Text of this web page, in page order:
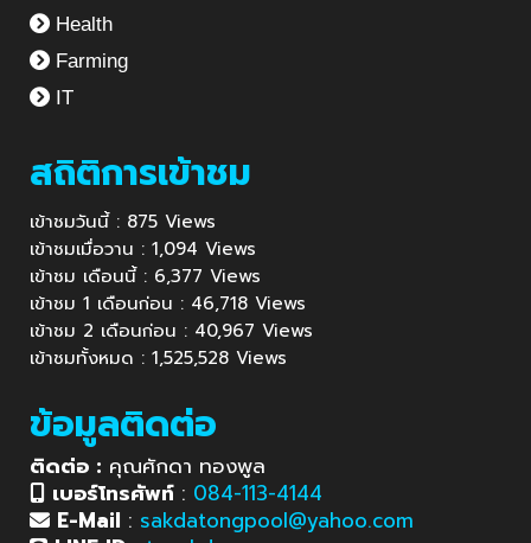
Health
Farming
IT
สถิติการเข้าชม
เข้าชมวันนี้ : 875 Views
เข้าชมเมื่อวาน : 1,094 Views
เข้าชม เดือนนี้ : 6,377 Views
เข้าชม 1 เดือนก่อน : 46,718 Views
เข้าชม 2 เดือนก่อน : 40,967 Views
เข้าชมทั้งหมด : 1,525,528 Views
ข้อมูลติดต่อ
ติดต่อ : คุณศักดา ทองพูล
เบอร์โทรศัพท์ : 084-113-4144
E-Mail : sakdatongpool@yahoo.com